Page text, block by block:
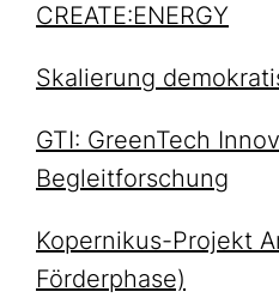
CREATE:ENERGY
Skalierung
GTI: GreenTech
Begleitforschung
Kopernikus-Projekt
Förderphase)